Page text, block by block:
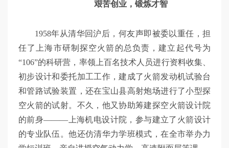
艰苦创业，锻炼才智
1958年从清华回沪后，何友声即被委以重任，担
任了上海市研制探空火箭的总负责，建立起代号为
“106”的科研营，率领上百名技术人员进行资料收集、
初步设计和委托加工工作，建成了火箭发动机试验台
和管路试验装置，还在宝山县高射炮场进行了小型探
空火箭的试射。不久，他又协助筹建探空火箭设计院
的前身———上海机电设计院，参与建立了火箭设计
的专业队伍。他还仿清华力学班模式，在全市举办力